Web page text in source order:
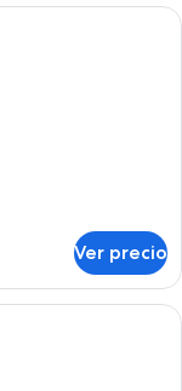
hotel con una cama
Ver precio